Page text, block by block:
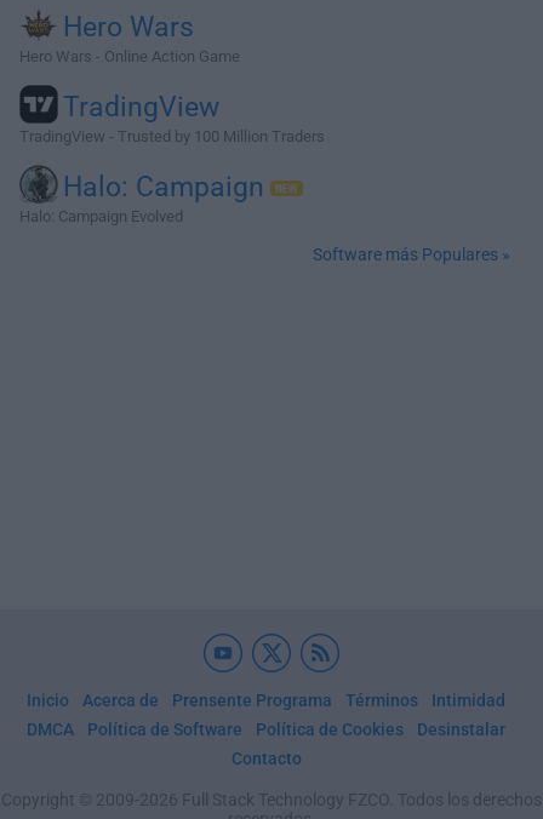
Hero Wars
Hero Wars - Online Action Game
TradingView
TradingView - Trusted by 100 Million Traders
Halo: Campaign
Halo: Campaign Evolved
Software más Populares »
Inicio Acerca de Prensente Programa Términos
Intimidad
DMCA
Política de Software Política de Cookies
Desinstalar
Contacto
Copyright © 2009-2026 Full Stack Technology FZCO. Todos los derechos